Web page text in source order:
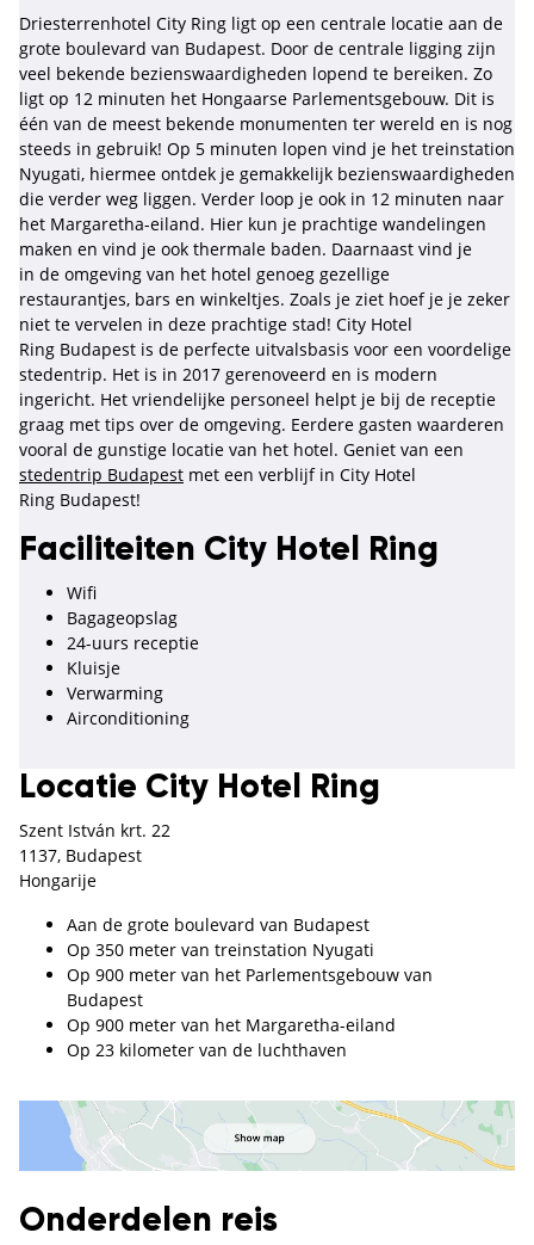
Driesterrenhotel City Ring ligt op een centrale locatie aan de
grote boulevard van Budapest. Door de centrale ligging zijn
veel bekende bezienswaardigheden lopend te bereiken. Zo
ligt op 12 minuten het Hongaarse Parlementsgebouw. Dit is
één van de meest bekende monumenten ter wereld en is nog
steeds in gebruik! Op 5 minuten lopen vind je het treinstation
Nyugati, hiermee ontdek je gemakkelijk bezienswaardigheden
die verder weg liggen. Verder loop je ook in 12 minuten naar
het Margaretha-eiland. Hier kun je prachtige wandelingen
maken en vind je ook thermale baden. Daarnaast vind je
in de omgeving van het hotel genoeg gezellige
restaurantjes, bars en winkeltjes. Zoals je ziet hoef je je zeker
niet te vervelen in deze prachtige stad! City Hotel
Ring Budapest is de perfecte uitvalsbasis voor een voordelige
stedentrip. Het is in 2017 gerenoveerd en is modern
ingericht. Het vriendelijke personeel helpt je bij de receptie
graag met tips over de omgeving. Eerdere gasten waarderen
vooral de gunstige locatie van het hotel. Geniet van een
stedentrip Budapest met een verblijf in City Hotel
Ring Budapest!
Faciliteiten City Hotel Ring
Wifi
Bagageopslag
24-uurs receptie
Kluisje
Verwarming
Airconditioning
Locatie City Hotel Ring
Szent István krt. 22
1137, Budapest
Hongarije
Aan de grote boulevard van Budapest
Op 350 meter van treinstation Nyugati
Op 900 meter van het Parlementsgebouw van
Budapest
Op 900 meter van het Margaretha-eiland
Op 23 kilometer van de luchthaven
Onderdelen reis